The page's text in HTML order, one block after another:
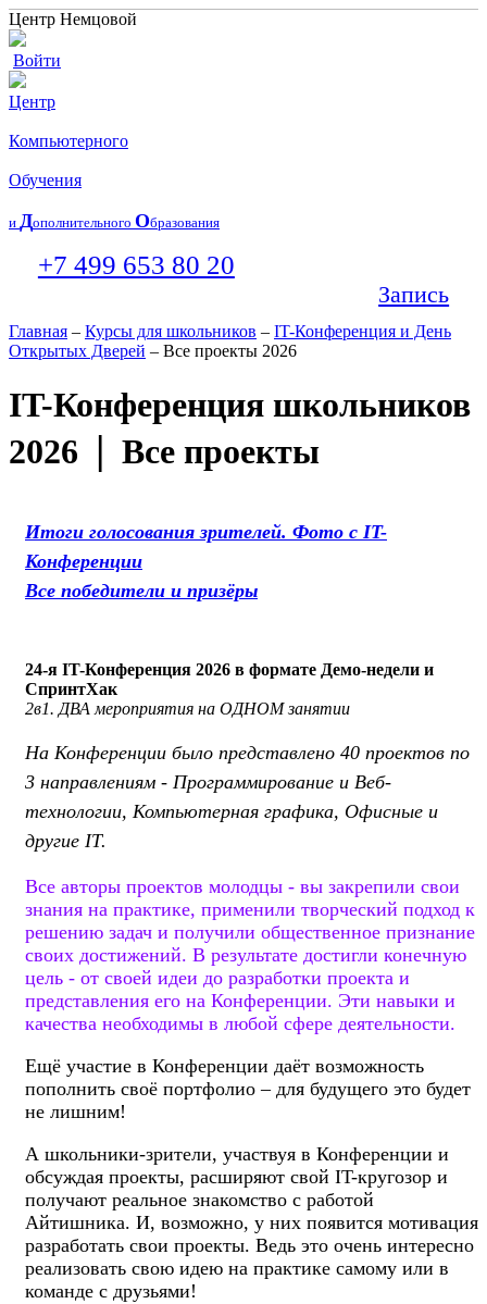
Центр Немцовой
Войти
Центр
Компьютерного
Обучения
и Дополнительного Образования
+7 499 653 80 20
Запись
Главная – Курсы для школьников – IT-Конференция и День
Открытых Дверей – Все проекты 2026
IT-Конференция школьников
2026 | Все проекты
Итоги голосования зрителей. Фото с IT-
Конференции
Все победители и призёры
24-я IT-Конференция 2026 в формате Демо-недели и
СпринтХак
2в1. ДВА мероприятия на ОДНОМ занятии
На Конференции было представлено 40 проектов по
3 направлениям - Программирование и Веб-
технологии, Компьютерная графика, Офисные и
другие IT.
Все авторы проектов молодцы - вы закрепили свои
знания на практике, применили творческий подход к
решению задач и получили общественное признание
своих достижений. В результате достигли конечную
цель - от своей идеи до разработки проекта и
представления его на Конференции. Эти навыки и
качества необходимы в любой сфере деятельности.
Ещё участие в Конференции даёт возможность
пополнить своё портфолио – для будущего это будет
не лишним!
А школьники-зрители, участвуя в Конференции и
обсуждая проекты, расширяют свой IT-кругозор и
получают реальное знакомство с работой
Айтишника. И, возможно, у них появится мотивация
разработать свои проекты. Ведь это очень интересно
реализовать свою идею на практике самому или в
команде с друзьями!